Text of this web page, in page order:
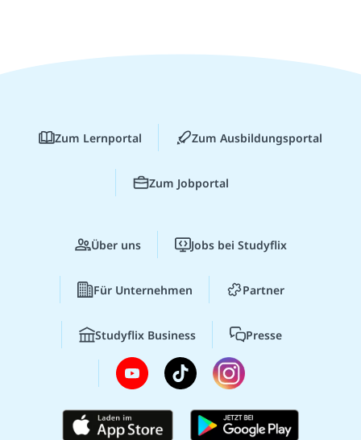
Zum Lernportal Zum Ausbildungsportal
Zum Jobportal
Über uns Jobs bei Studyflix
Für Unternehmen Partner
Studyflix Business Presse